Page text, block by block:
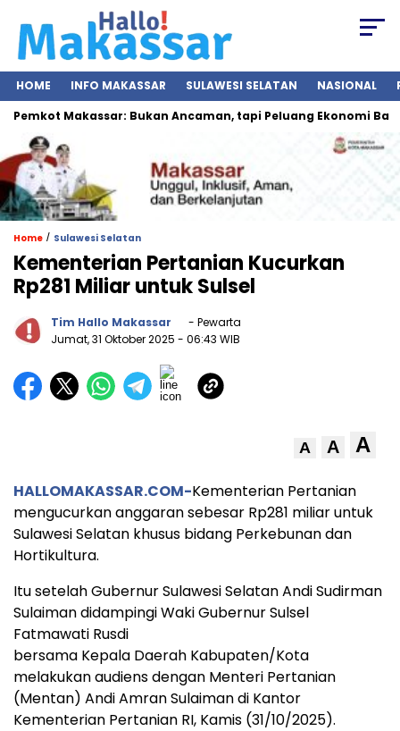
HOME INFO MAKASSAR SULAWESI SELATAN NASIONAL
Makassar: Bukan Ancaman, tapi Peluang Ekonomi Baru
Home / Sulawesi Selatan
Kementerian Pertanian Kucurkan
Rp281 Miliar untuk Sulsel
Tim Hallo Makassar
- Pewarta
Jumat, 31 Oktober 2025 - 06:43 WIB
A A A
HALLOMAKASSAR.COM-Kementerian Pertanian
mengucurkan anggaran sebesar Rp281 miliar untuk
Sulawesi Selatan khusus bidang Perkebunan dan
Hortikultura.
Itu setelah Gubernur Sulawesi Selatan Andi Sudirman
Sulaiman didampingi Waki Gubernur Sulsel
Fatmawati Rusdi
bersama Kepala Daerah Kabupaten/Kota
melakukan audiens dengan Menteri Pertanian
(Mentan) Andi Amran Sulaiman di Kantor
Kementerian Pertanian RI, Kamis (31/10/2025).